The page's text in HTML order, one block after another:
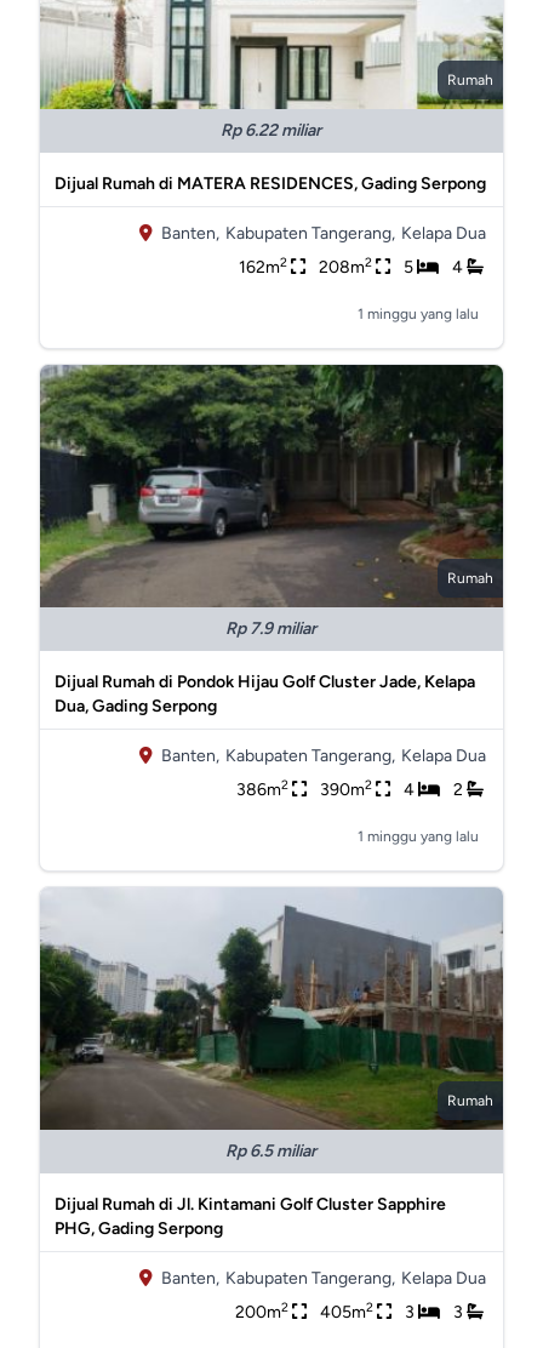
Rumah
Rp 6.22 miliar
Dijual Rumah di MATERA RESIDENCES, Gading Serpong
Banten, Kabupaten Tangerang, Kelapa Dua
162m2 208m2 5 4
1 minggu yang lalu
Rumah
Rp 7.9 miliar
Dijual Rumah di Pondok Hijau Golf Cluster Jade, Kelapa
Dua, Gading Serpong
Banten, Kabupaten Tangerang, Kelapa Dua
386m2 390m2 4 2
1 minggu yang lalu
Rumah
Rp 6.5 miliar
Dijual Rumah di Jl. Kintamani Golf Cluster Sapphire
PHG, Gading Serpong
Banten, Kabupaten Tangerang, Kelapa Dua
200m2 405m2 3 3